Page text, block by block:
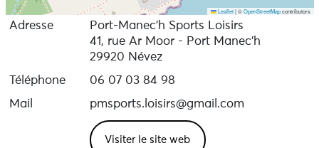
Leaflet |©OpenStreetMapcontributors
Adresse
Port-Manec’h Sports Loisirs
41, rue Ar Moor - Port Manec'h
29920 Névez
Téléphone
06 07 03 84 98
Mail
pmsports.loisirs@gmail.com
Visiter le site web